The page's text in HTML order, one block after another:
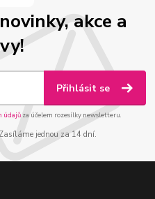
akce a
Přihlásit se
údajůza účelem rozesílky newsletteru.
jednou za 14 dní.